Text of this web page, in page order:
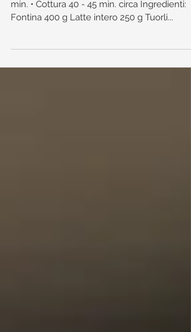
Fonduta Valdostana
min. • Cottura 40 - 45 min. circa Ingredienti:​
Fontina 400 g Latte intero 250 g Tuorli...